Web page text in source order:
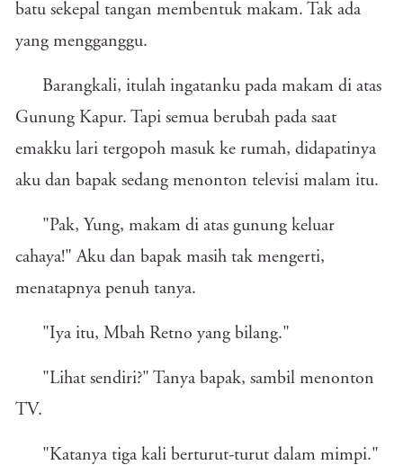
batu sekepal tangan membentuk makam. Tak ada
yang mengganggu.
Barangkali, itulah ingatanku pada makam di atas
Gunung Kapur. Tapi semua berubah pada saat
emakku lari tergopoh masuk ke rumah, didapatinya
aku dan bapak sedang menonton televisi malam itu.
"Pak, Yung, makam di atas gunung keluar
cahaya!" Aku dan bapak masih tak mengerti,
menatapnya penuh tanya.
"Iya itu, Mbah Retno yang bilang."
"Lihat sendiri?" Tanya bapak, sambil menonton
TV.
"Katanya tiga kali berturut-turut dalam mimpi."